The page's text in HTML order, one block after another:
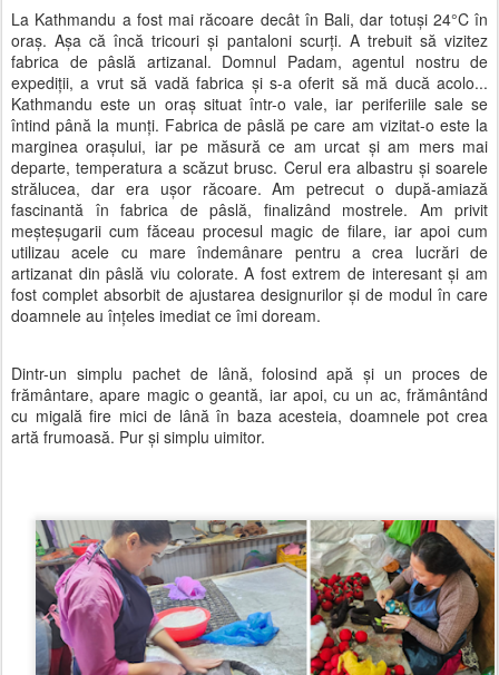
La Kathmandu a fost mai răcoare decât în Bali, dar totuși 24°C în
oraș. Așa că încă tricouri și pantaloni scurți. A trebuit să vizitez
fabrica de pâslă artizanal. Domnul Padam, agentul nostru de
expediții, a vrut să vadă fabrica și s-a oferit să mă ducă acolo...
Kathmandu este un oraș situat într-o vale, iar periferiile sale se
întind până la munți. Fabrica de pâslă pe care am vizitat-o este la
marginea orașului, iar pe măsură ce am urcat și am mers mai
departe, temperatura a scăzut brusc. Cerul era albastru și soarele
strălucea, dar era ușor răcoare. Am petrecut o după-amiază
fascinantă în fabrica de pâslă, finalizând mostrele. Am privit
meșteșugarii cum făceau procesul magic de filare, iar apoi cum
utilizau acele cu mare îndemânare pentru a crea lucrări de
artizanat din pâslă viu colorate. A fost extrem de interesant și am
fost complet absorbit de ajustarea designurilor și de modul în care
doamnele au înțeles imediat ce îmi doream.
Dintr-un simplu pachet de lână, folosind apă și un proces de
frământare, apare magic o geantă, iar apoi, cu un ac, frământând
cu migală fire mici de lână în baza acesteia, doamnele pot crea
artă frumoasă. Pur și simplu uimitor.